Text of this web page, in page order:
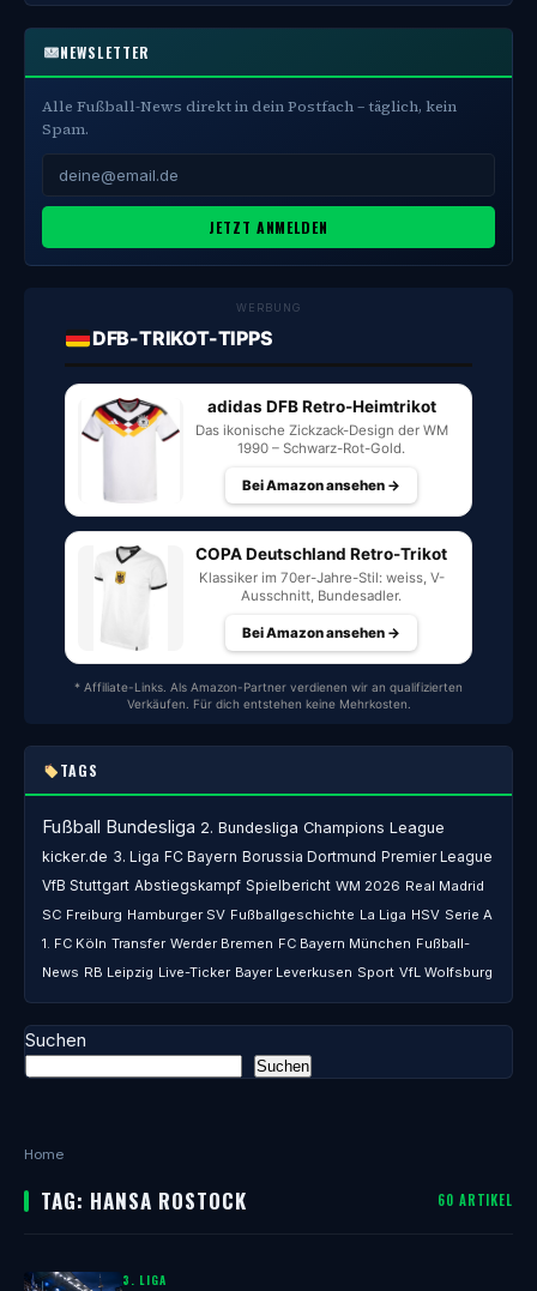
Home
TAG: HANSA ROSTOCK 60 ARTIKEL
3. LIGA
NEWSLETTER
Alle Fußball-News direkt in dein Postfach – täglich, kein
Spam.
JETZT ANMELDEN
WERBUNG
DFB-TRIKOT-TIPPS
adidas DFB Retro-Heimtrikot
Das ikonische Zickzack-Design der WM
1990 – Schwarz-Rot-Gold.
Bei Amazon ansehen →
COPA Deutschland Retro-Trikot
Klassiker im 70er-Jahre-Stil: weiss, V-
Ausschnitt, Bundesadler.
Bei Amazon ansehen →
* Affiliate-Links. Als Amazon-Partner verdienen wir an qualifizierten
Verkäufen. Für dich entstehen keine Mehrkosten.
TAGS
Fußball Bundesliga 2. Bundesliga Champions League
kicker.de 3. Liga FC Bayern Borussia Dortmund Premier League
VfB Stuttgart Abstiegskampf Spielbericht WM 2026 Real Madrid
SC Freiburg Hamburger SV Fußballgeschichte La Liga HSV Serie A
1. FC Köln Transfer Werder Bremen FC Bayern München Fußball-
News RB Leipzig Live-Ticker Bayer Leverkusen Sport VfL Wolfsburg
Suchen
Suchen